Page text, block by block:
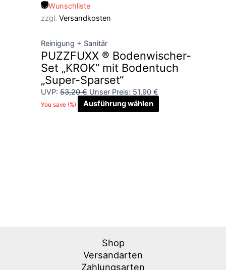
Wunschliste
zzgl. Versandkosten
Reinigung + Sanitär
PUZZFUXX ® Bodenwischer-
Set „KROK“ mit Bodentuch
„Super-Sparset“
UVP: 53,20€ Unser Preis: 51,90 €
You save (%) Ausführung wählen
Shop
Versandarten
Zahlungsarten